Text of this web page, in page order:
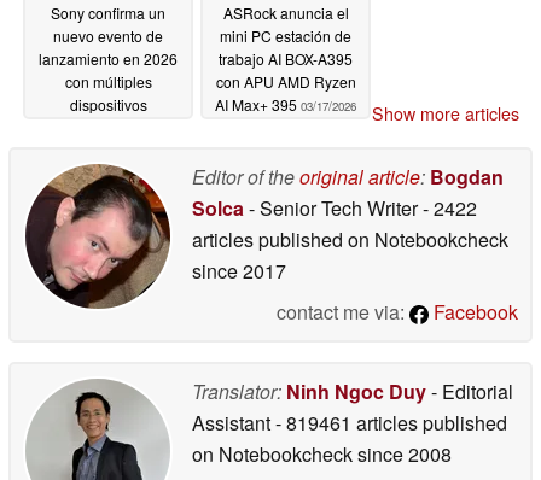
Sony confirma un
nuevo evento de
lanzamiento en 2026
con múltiples
dispositivos
ASRock anuncia el
mini PC estación de
trabajo AI BOX-A395
con APU AMD Ryzen
AI Max+ 395 03/17/2026 Show more articles
Editor of theoriginal article: Bogdan
Solca- Senior Tech Writer- 2422
articles published on Notebookcheck
since 2017
contact me via:
Facebook
Translator: Ninh Ngoc Duy- Editorial
Assistant- 819461 articles published
on Notebookchecksince 2008